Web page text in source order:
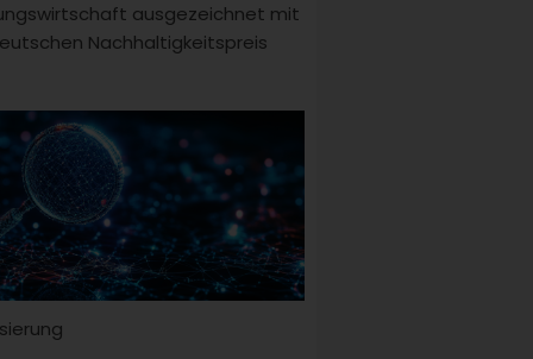
ausgezeichnet mit
Nachhaltigkeitspreis